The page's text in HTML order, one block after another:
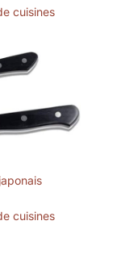
cuisines
cuisines